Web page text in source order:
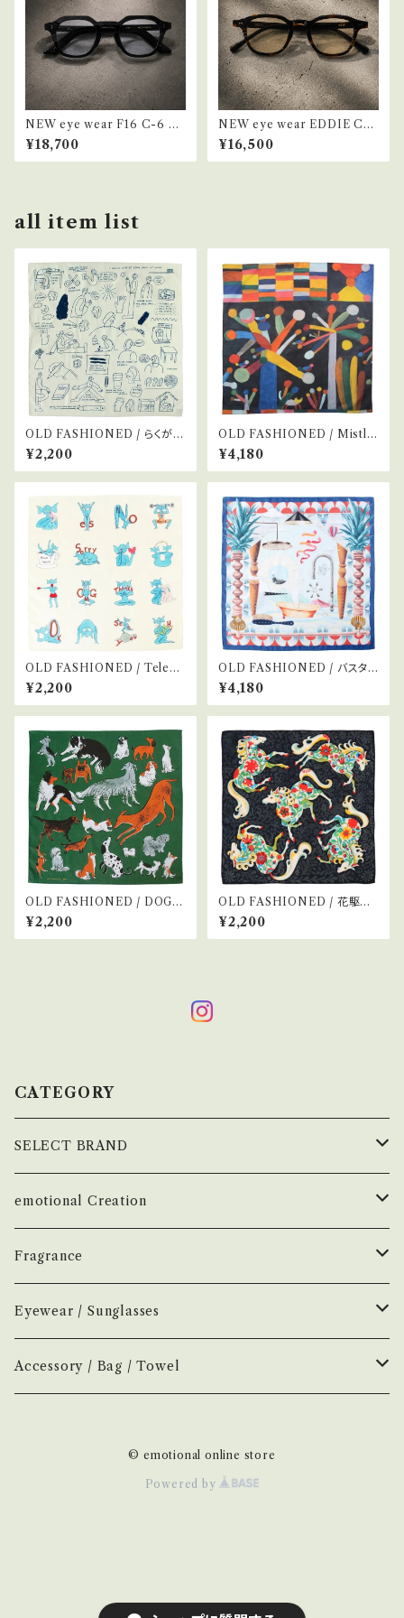
NEW eye wear F16 C-6 da
rk grey
¥18,700
NEW eye wear EDDIE C-6
brown grey
¥16,500
all item list
OLD FASHIONED / らくがき
/ グレー
¥2,200
OLD FASHIONED / Mistlet
oe
¥4,180
OLD FASHIONED / Telepa
thy Stamps
¥2,200
OLD FASHIONED / バスタブ
の旅
¥4,180
OLD FASHIONED / DOG R
UN
¥2,200
OLD FASHIONED / 花駆け
る
¥2,200
CATEGORY
SELECT BRAND
çanoma
香水
お香
Earl of East
Air Freshener
Home Mist
Melt
DIVE
NEW.eyewear
emotional Creation
Vintage
Fragrance
Accessory
Fragrance
Perfume
Incense
Eyewear / Sunglasses
Color Lens
Photochromic Lens
Accessory / Bag / Towel
© emotional online store
Powered by